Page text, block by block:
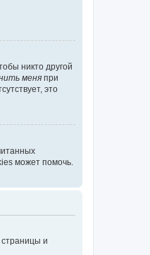
никто другой
меня при
это
может помочь.
и